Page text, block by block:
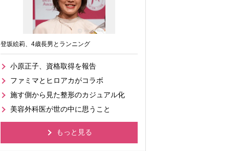
登坂絵莉、4歳長男とランニング
小原正子、資格取得を報告
ファミマとヒロアカがコラボ
施す側から見た整形のカジュアル化
美容外科医が世の中に思うこと
もっと見る